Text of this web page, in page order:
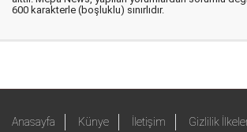
600 karakterle (boşluklu) sınırlıdır.
Anasayfa Künye İletişim Gizlilik